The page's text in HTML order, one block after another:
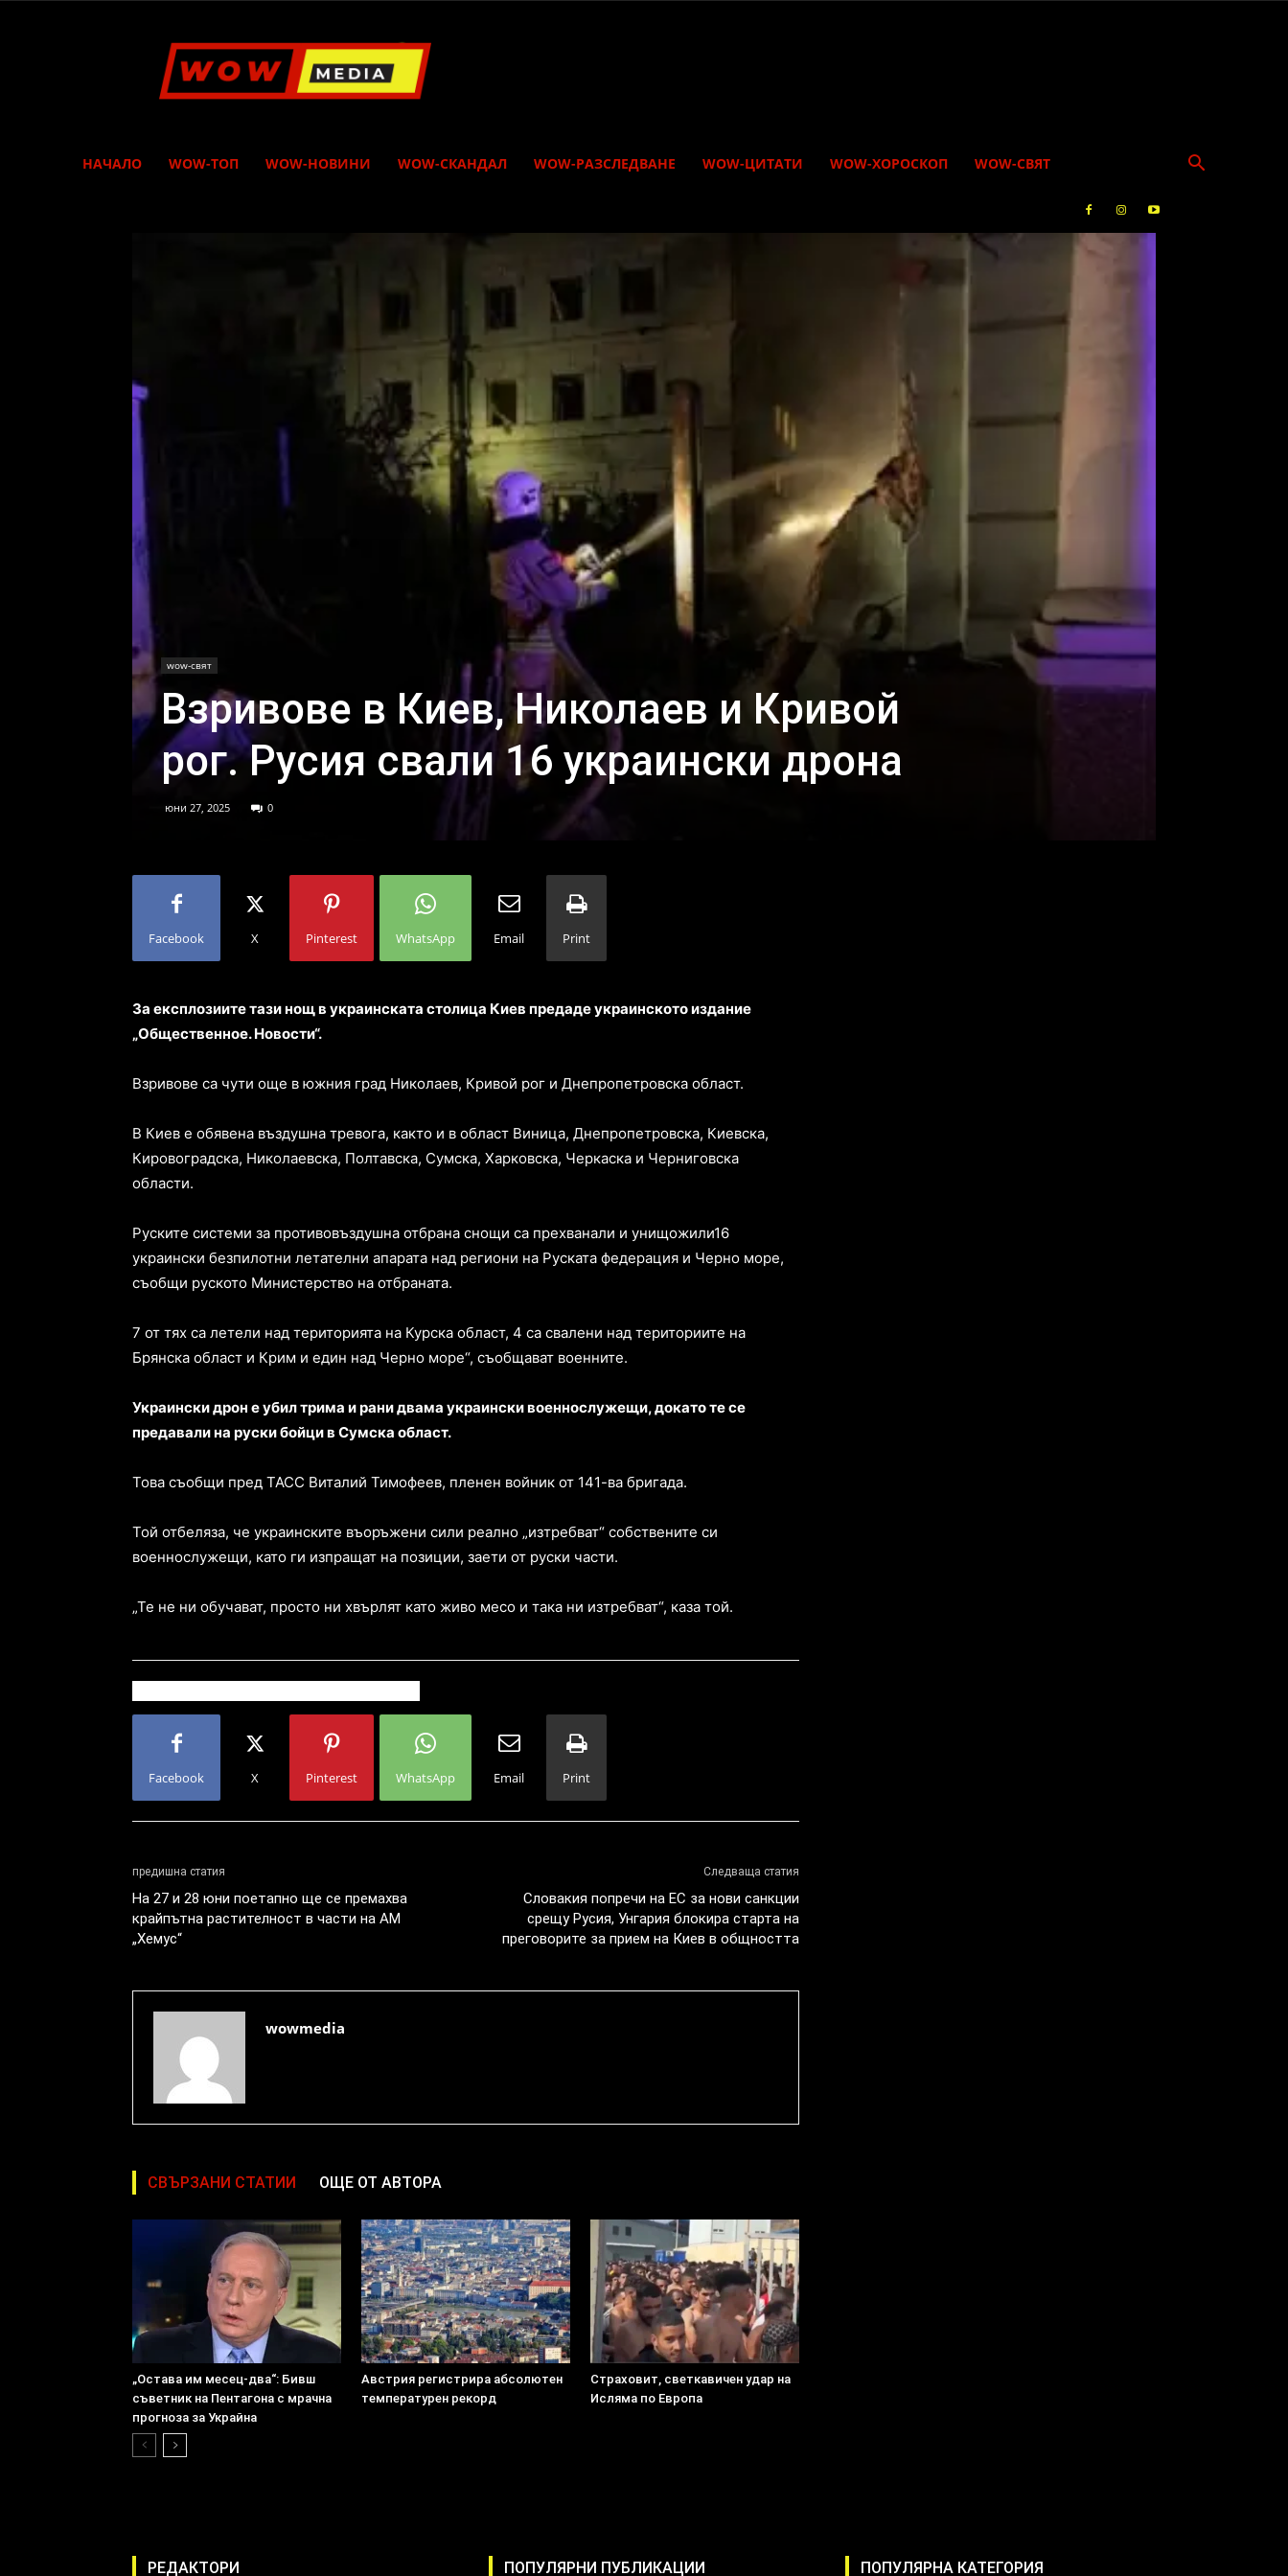
Media
НАЧАЛО WOW-ТОП WOW-НОВИНИ WOW-СКАНДАЛ WOW-РАЗСЛЕДВАНЕ WOW-ЦИТАТИ WOW-ХОРОСКОП WOW-СВЯТ
wow-свят
Взривове в Киев, Николаев и Кривой
рог. Русия свали 16 украински дрона
юни 27, 2025 0
Facebook X Pinterest WhatsApp Email Print
За експлозиите тази нощ в украинската столица Киев предаде украинското издание
„Общественное. Новости“.
Взривове са чути още в южния град Николаев, Кривой рог и Днепропетровска област.
В Киев е обявена въздушна тревога, както и в област Виница, Днепропетровска, Киевска,
Кировоградска, Николаевска, Полтавска, Сумска, Харковска, Черкаска и Черниговска
области.
Руските системи за противовъздушна отбрана снощи са прехванали и унищожили16
украински безпилотни летателни апарата над региони на Руската федерация и Черно море,
съобщи руското Министерство на отбраната.
7 от тях са летели над територията на Курска област, 4 са свалени над териториите на
Брянска област и Крим и един над Черно море“, съобщават военните.
Украински дрон е убил трима и рани двама украински военнослужещи, докато те се
предавали на руски бойци в Сумска област.
Това съобщи пред ТАСС Виталий Тимофеев, пленен войник от 141-ва бригада.
Той отбеляза, че украинските въоръжени сили реално „изтребват“ собствените си
военнослужещи, като ги изпращат на позиции, заети от руски части.
„Те не ни обучават, просто ни хвърлят като живо месо и така ни изтребват“, каза той.
Facebook X Pinterest WhatsApp Email Print
предишна статия
На 27 и 28 юни поетапно ще се премахва
крайпътна растителност в части на АМ
„Хемус“
Следваща статия
Словакия попречи на ЕС за нови санкции
срещу Русия, Унгария блокира старта на
преговорите за прием на Киев в общността
wowmedia
СВЪРЗАНИ СТАТИИ ОЩЕ ОТ АВТОРА
„Остава им месец-два“: Бивш
съветник на Пентагона с мрачна
прогноза за Украйна
Австрия регистрира абсолютен
температурен рекорд
Страховит, светкавичен удар на
Исляма по Европа
РЕДАКТОРИ ПОПУЛЯРНИ ПУБЛИКАЦИИ ПОПУЛЯРНА КАТЕГОРИЯ